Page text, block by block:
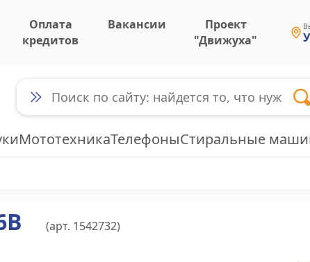
Оплата
кредитов
Вакансии
Проект
"Движуха"
МототехникаТелефоныСтиральные
(арт. 1542732)